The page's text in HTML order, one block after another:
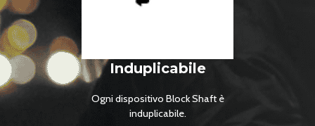
Induplicabile
Ogni dispositivo Block Shaft è
induplicabile.